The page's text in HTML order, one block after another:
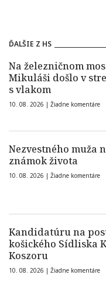
ĎALŠIE Z HS
Na železničnom
Mikuláši došlo v
s vlakom
10. 08. 2026 | Žiadne komentáre
Nezvestného muža
známok života
10. 08. 2026 | Žiadne komentáre
Kandidatúru na
košického Sídliska
Koszoru
10. 08. 2026 | Žiadne komentáre